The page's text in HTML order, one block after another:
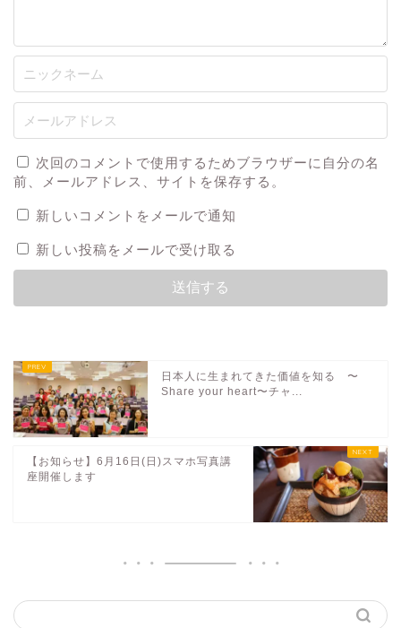
次回のコメントで使用するためブラウザーに自分の名
前、メールアドレス、サイトを保存する。
新しいコメントをメールで通知
新しい投稿をメールで受け取る
日本人に生まれてきた価値を知る 〜
Share your heart〜チャ...
【お知らせ】6月16日(日)スマホ写真講
座開催します